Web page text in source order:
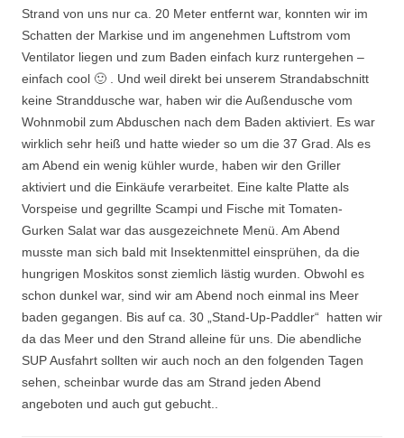
Strand von uns nur ca. 20 Meter entfernt war, konnten wir im
Schatten der Markise und im angenehmen Luftstrom vom
Ventilator liegen und zum Baden einfach kurz runtergehen –
einfach cool 🙂 . Und weil direkt bei unserem Strandabschnitt
keine Stranddusche war, haben wir die Außendusche vom
Wohnmobil zum Abduschen nach dem Baden aktiviert. Es war
wirklich sehr heiß und hatte wieder so um die 37 Grad. Als es
am Abend ein wenig kühler wurde, haben wir den Griller
aktiviert und die Einkäufe verarbeitet. Eine kalte Platte als
Vorspeise und gegrillte Scampi und Fische mit Tomaten-
Gurken Salat war das ausgezeichnete Menü. Am Abend
musste man sich bald mit Insektenmittel einsprühen, da die
hungrigen Moskitos sonst ziemlich lästig wurden. Obwohl es
schon dunkel war, sind wir am Abend noch einmal ins Meer
baden gegangen. Bis auf ca. 30 „Stand-Up-Paddler“ hatten wir
da das Meer und den Strand alleine für uns. Die abendliche
SUP Ausfahrt sollten wir auch noch an den folgenden Tagen
sehen, scheinbar wurde das am Strand jeden Abend
angeboten und auch gut gebucht..